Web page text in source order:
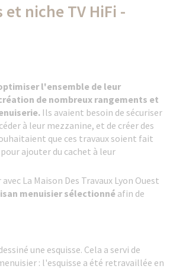
niche TV HiFi -
l'ensemble de leur
de nombreux rangements et
Ils avaient besoin de sécuriser
à leur mezzanine, et de créer des
que ces travaux soient fait
ajouter du cachet à leur
La Maison Des Travaux Lyon Ouest
menuisier sélectionné afin de
une esquisse. Cela a servi de
: l'esquisse a été retravaillée en